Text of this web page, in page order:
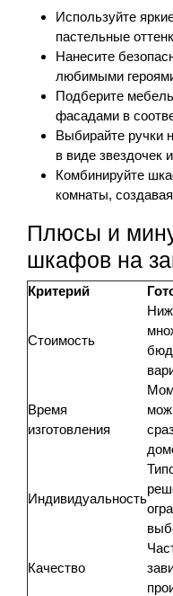
Используйте
пастельные
Нанесите
любимыми
Подберите
фасадами в
Выбирайте
в виде звездочек
Комбинируйте
комнаты,
Плюсы и
шкафов на
Критерий
Стоимость
Время
изготовления
Индивидуальность
Качество